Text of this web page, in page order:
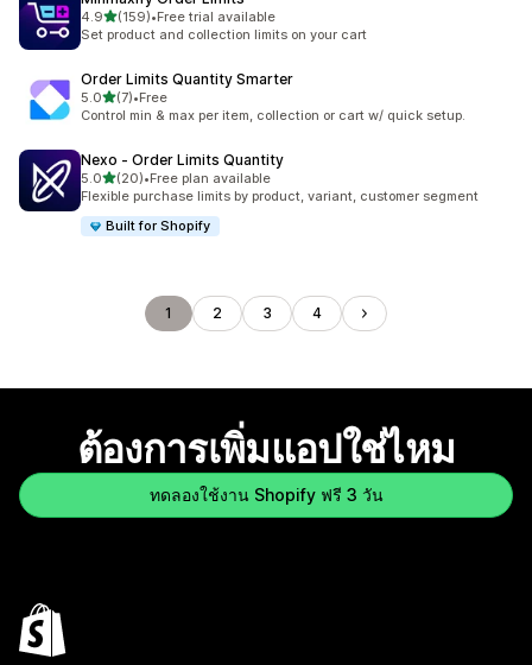
4.9เต็ม 5 ดาว
(159)
ทั้งหมด 159 รีวิว
•Free trial available
Set product and collection limits on your cart
Order Limits Quantity Smarter
5.0เต็ม 5 ดาว
(7)
ทั้งหมด 7 รีวิว
•Free
Control min & max per item, collection or cart w/ quick setup.
Nexo ‑ Order Limits Quantity
5.0เต็ม 5 ดาว
(20)
ทั้งหมด 20 รีวิว
•Free plan available
Flexible purchase limits by product, variant, customer segment
Built for Shopify
1 2 3 4
ต้องการเพิ่มแอปใช่ไหม
ทดลองใช้งาน Shopify ฟรี 3 วัน